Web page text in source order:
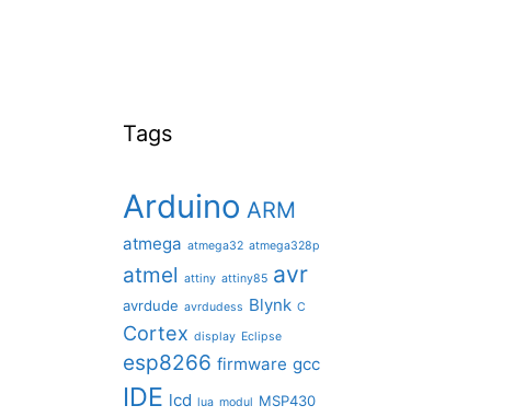
Tags
Arduino ARM
atmega atmega32 atmega328p
atmel attiny attiny85 avr
avrdude avrdudess Blynk C
Cortex display Eclipse
esp8266 firmware gcc
IDE lcd lua modul MSP430